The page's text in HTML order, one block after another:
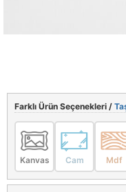
Farklı Ürün Seçenekleri /
Kanvas Cam Mdf